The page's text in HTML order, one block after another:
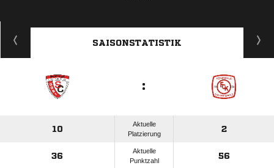
SAISONSTATISTIK
:
10
Aktuelle
Platzierung
2
36
Aktuelle
Punktzahl
56